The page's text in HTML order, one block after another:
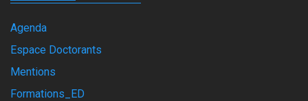
Agenda
Espace Doctorants
Mentions
Formations_ED